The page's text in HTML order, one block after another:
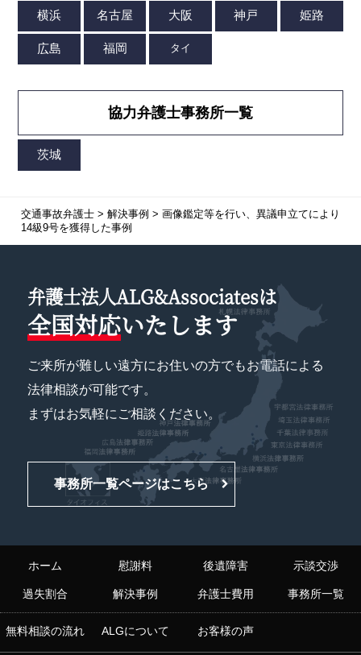
協力弁護士事務所一覧
交通事故弁護士> 解決事例 > 画像鑑定等を行い、異議申立てにより
14級9号を獲得した事例
弁護士法人ALG&Associatesは
全国対応いたします
ご来所が難しい遠方にお住いの方でもお電話による
法律相談が可能です。
まずはお気軽にご相談ください。
事務所一覧ページはこちら
ホーム 慰謝料 後遺障害 示談交渉
過失割合 解決事例 弁護士費用 事務所一覧
無料相談の流れ ALGについて お客様の声